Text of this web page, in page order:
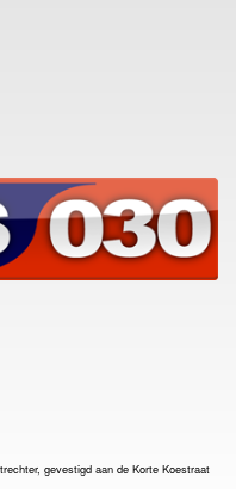
gevestigd aan de Korte Koestraat